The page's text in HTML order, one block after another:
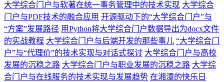
大学综合门户与软著在统一事务管理中的技术实现 大学综合
门户与PDF技术的融合应用 开源驱动下的“大学综合门户”与
“方案”发展路径 用Python将大学综合门户数据导出为docx文件
的实战教程 大学综合门户与后端开发的那些事儿 “大学综合门
户”与“代理价”的技术实现与对话式探讨 大学综合门户与高校
发展的沉稳之路 大学综合门户与职业发展的沉稳之路 大学综
合门户与在线服务的技术实现与发展趋势 在湘潭的快乐日